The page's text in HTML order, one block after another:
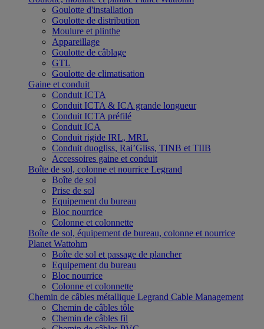
Goulotte d'installation
Goulotte de distribution
Moulure et plinthe
Appareillage
Goulotte de câblage
GTL
Goulotte de climatisation
Gaine et conduit
Conduit ICTA
Conduit ICTA & ICA grande longueur
Conduit ICTA préfilé
Conduit ICA
Conduit rigide IRL, MRL
Conduit duogliss, Rai’Gliss, TINB et TIIB
Accessoires gaine et conduit
Boîte de sol, colonne et nourrice Legrand
Boîte de sol
Prise de sol
Equipement du bureau
Bloc nourrice
Colonne et colonnette
Boîte de sol, équipement de bureau, colonne et nourrice
Planet Wattohm
Boîte de sol et passage de plancher
Equipement du bureau
Bloc nourrice
Colonne et colonnette
Chemin de câbles métallique Legrand Cable Management
Chemin de câbles tôle
Chemin de câbles fil